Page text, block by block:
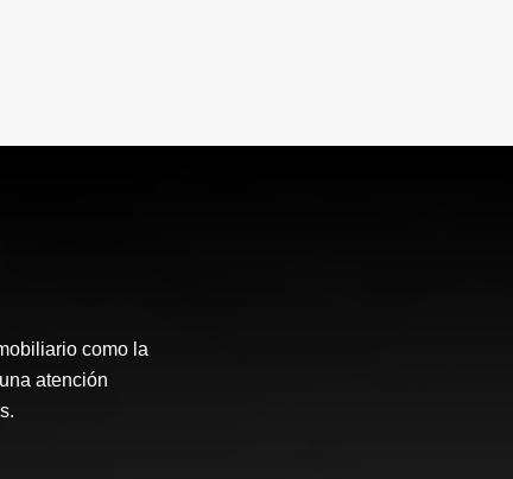
como la
atención